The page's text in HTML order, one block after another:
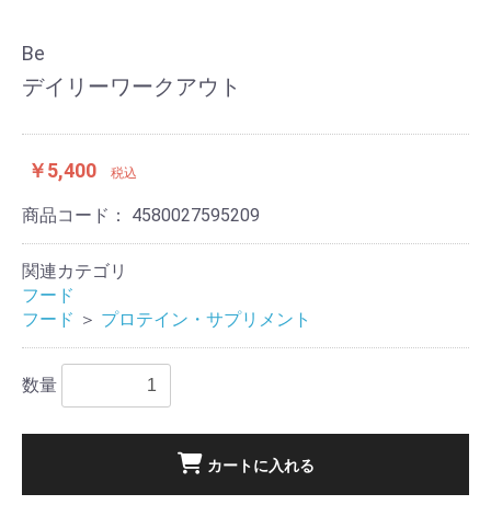
Be
デイリーワークアウト
￥5,400 税込
商品コード： 4580027595209
関連カテゴリ
フード
フード ＞ プロテイン・サプリメント
数量
カートに入れる